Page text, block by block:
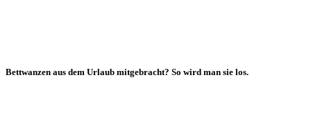
Bettwanzen aus dem Urlaub mitgebracht? So wird man sie los.